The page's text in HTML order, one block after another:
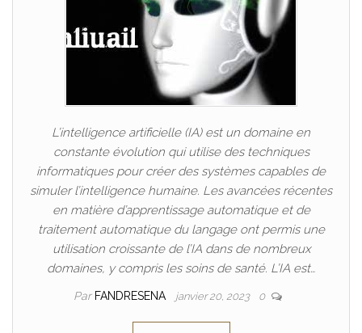
L’intelligence artificielle (IA) est un domaine en
constante évolution qui utilise des techniques
informatiques pour créer des systèmes capables de
simuler l’intelligence humaine. Les avancées récentes
en matière d’apprentissage automatique et de
traitement automatique du langage ont permis une
utilisation croissante de l’IA dans de nombreux
domaines, y compris les soins de santé. L’IA est…
Par FANDRESENA janvier 20, 2023 0